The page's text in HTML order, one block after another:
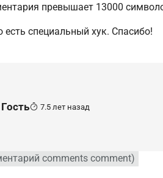
превышает 13000
специальный хук. Спасибо!
Гость 7.5 лет назад
comments comment)